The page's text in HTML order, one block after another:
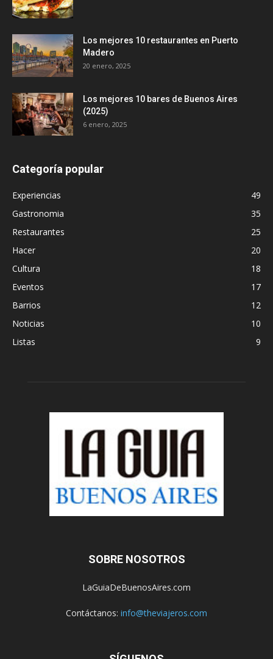
Los mejores 10 restaurantes en Puerto
Madero
20 enero, 2025
Los mejores 10 bares de Buenos Aires
(2025)
6 enero, 2025
Categoría popular
Experiencias
49
Gastronomia
35
Restaurantes
25
Hacer
20
Cultura
18
Eventos
17
Barrios
12
Noticias
10
Listas
9
SOBRE NOSOTROS
LaGuiaDeBuenosAires.com
Contáctanos: info@theviajeros.com